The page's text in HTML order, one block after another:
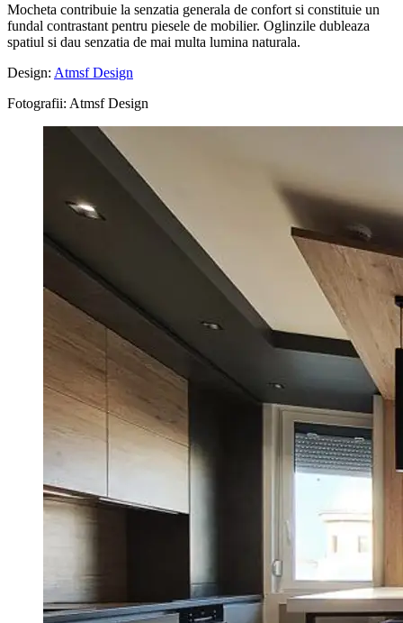
Mocheta contribuie la senzatia generala de confort si constituie un
fundal contrastant pentru piesele de mobilier. Oglinzile dubleaza
spatiul si dau senzatia de mai multa lumina naturala.
Design: Atmsf Design
Fotografii: Atmsf Design